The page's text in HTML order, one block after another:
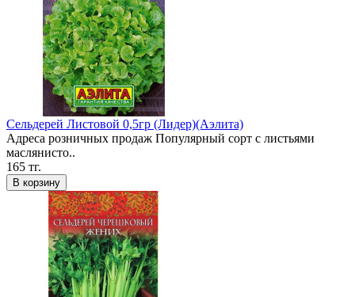
Сельдерей Листовой 0,5гр (Лидер)(Аэлита)
Адреса розничных продаж Популярный сорт с листьями
маслянисто..
165 тг.
В корзину